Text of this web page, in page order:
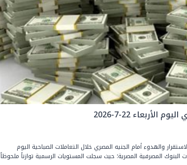
22-7-2026
والهدوء أمام الجنيه المصري خلال التعاملات الصباحية اليوم
يوليو 2026، بداخل قطاعات البنوك المصرفية المصرية؛ حيث سجلت المستويات الرسمية توازناً ملحوظاً